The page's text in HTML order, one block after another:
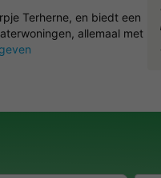
foto's
Terherne, en biedt een
allemaal met